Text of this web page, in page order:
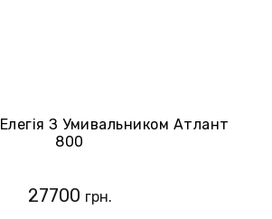
З Умивальником Атлант
800
27700 грн.